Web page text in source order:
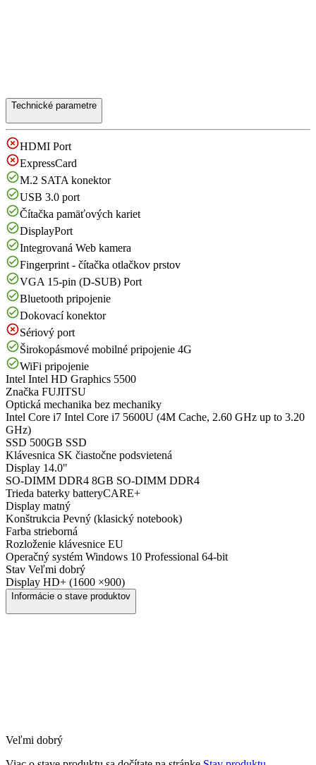
Technické parametre
HDMI Port
ExpressCard
M.2 SATA konektor
USB 3.0 port
Čítačka pamäťových kariet
DisplayPort
Integrovaná Web kamera
Fingerprint - čítačka otlačkov prstov
VGA 15-pin (D-SUB) Port
Bluetooth pripojenie
Dokovací konektor
Sériový port
Širokopásmové mobilné pripojenie 4G
WiFi pripojenie
Intel Intel HD Graphics 5500
Značka FUJITSU
Optická mechanika bez mechaniky
Intel Core i7 Intel Core i7 5600U (4M Cache, 2.60 GHz up to 3.20
GHz)
SSD 500GB SSD
Klávesnica SK čiastočne podsvietená
Display 14.0"
SO-DIMM DDR4 8GB SO-DIMM DDR4
Trieda baterky batteryCARE+
Display matný
Konštrukcia Pevný (klasický notebook)
Farba strieborná
Rozloženie klávesnice EU
Operačný systém Windows 10 Professional 64-bit
Stav Veľmi dobrý
Display HD+ (1600 ×900)
Informácie o stave produktov
Veľmi dobrý